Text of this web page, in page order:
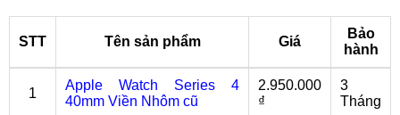
STT Tên sản phẩm Giá
Bảo
hành
1
Apple Watch Series 4
40mm Viền Nhôm cũ
2.950.000
₫
3
Tháng